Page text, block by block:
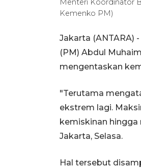
Menteri Koordinator
Kemenko PM)
Jakarta (ANTARA)
(PM) Abdul
mengentaskan
"Terutama
ekstrem lagi.
kemiskinan hingga
Jakarta, Selasa.
Hal tersebut